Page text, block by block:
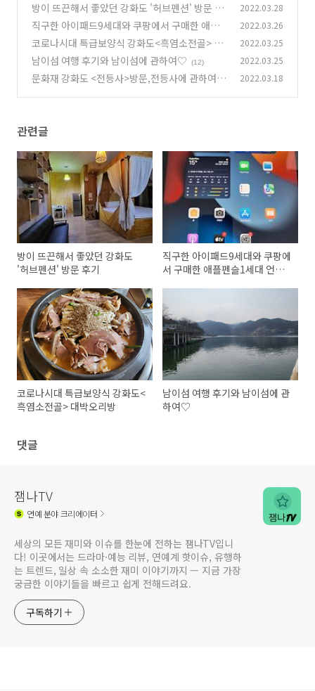
방이 뜨끈해서 좋았던 강화도 '허브펜션' 방문 후
기
(10)
2022.03.28
직구한 아이패드9세대와 쿠팡에서 구매한 애플
펜슬1세대 언박싱♡♡♡
(12)
2022.03.26
코로나시대 특급보양식 강화도<흑염소전골> 대
박오리방 (12)
2022.03.25
남이섬 여행 후기와 남이섬에 관하여♡ (12) 2022.03.25
문화재 강화도 <전등사>방문,전등사에 관하여♡
2022.03.18
관련글
방이 뜨끈해서 좋았던 강화도
'허브펜션' 방문 후기
직구한 아이패드9세대와 쿠팡에
서 구매한 애플펜슬1세대 언박
코로나시대 특급보양식 강화도<
흑염소전골> 대박오리방
남이섬 여행 후기와 남이섬에 관
하여♡
댓글
잼나TV
연예분야 크리에이터
세상의 모든 재미와 이슈를 한눈에 전하는 잼나TV입니
다! 이곳에서는 드라마·예능 리뷰, 연예계 핫이슈, 유행하
는 트렌드, 일상 속 소소한 재미 이야기까지 — 지금 가장
궁금한 이야기들을 빠르고 쉽게 전해드려요.
구독하기